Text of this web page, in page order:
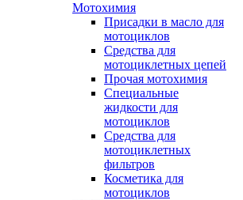
Мотохимия
Присадки в масло для
мотоциклов
Средства для
мотоциклетных цепей
Прочая мотохимия
Специальные
жидкости для
мотоциклов
Средства для
мотоциклетных
фильтров
Косметика для
мотоциклов